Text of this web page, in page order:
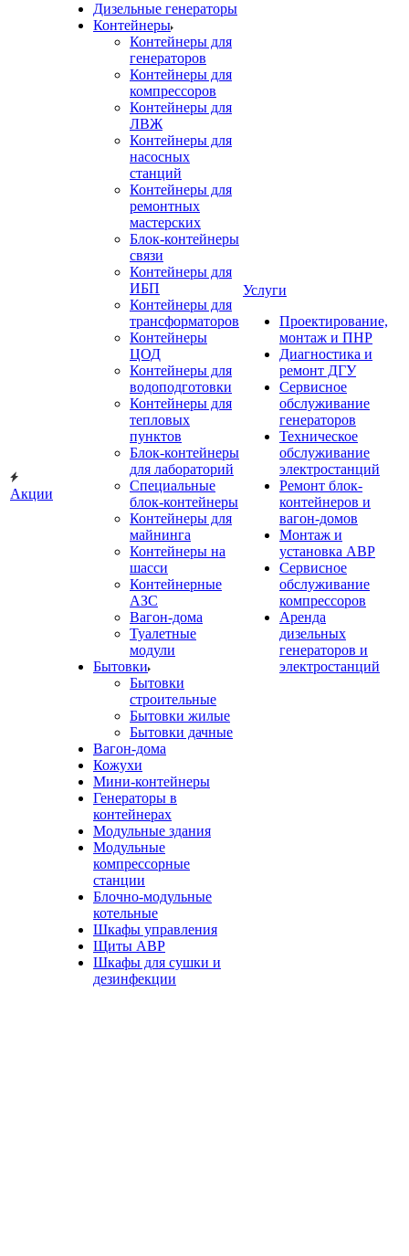
Акции
Дизельные генераторы
Контейнеры
Контейнеры для
генераторов
Контейнеры для
компрессоров
Контейнеры для
ЛВЖ
Контейнеры для
насосных
станций
Контейнеры для
ремонтных
мастерских
Блок-контейнеры
связи
Контейнеры для
ИБП
Контейнеры для
трансформаторов
Контейнеры
ЦОД
Контейнеры для
водоподготовки
Контейнеры для
тепловых
пунктов
Блок-контейнеры
для лабораторий
Специальные
блок-контейнеры
Контейнеры для
майнинга
Контейнеры на
шасси
Контейнерные
АЗС
Вагон-дома
Туалетные
модули
Бытовки
Бытовки
строительные
Бытовки жилые
Бытовки дачные
Вагон-дома
Кожухи
Мини-контейнеры
Генераторы в
контейнерах
Модульные здания
Модульные
компрессорные
станции
Блочно-модульные
котельные
Шкафы управления
Щиты АВР
Шкафы для сушки и
дезинфекции
Услуги
Проектирование,
монтаж и ПНР
Диагностика и
ремонт ДГУ
Сервисное
обслуживание
генераторов
Техническое
обслуживание
электростанций
Ремонт блок-
контейнеров и
вагон-домов
Монтаж и
установка АВР
Сервисное
обслуживание
компрессоров
Аренда
дизельных
генераторов и
электростанций